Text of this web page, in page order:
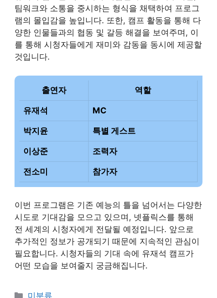
팀워크와 소통을 중시하는 형식을 채택하여 프로그
램의 몰입감을 높입니다. 또한, 캠프 활동을 통해 다
양한 인물들과의 협동 및 갈등 해결을 보여주며, 이
를 통해 시청자들에게 재미와 감동을 동시에 제공할
것입니다.
출연자 역할
유재석 MC
박지윤 특별 게스트
이상준 조력자
전소미 참가자
이번 프로그램은 기존 예능의 틀을 넘어서는 다양한
시도로 기대감을 모으고 있으며, 넷플릭스를 통해
전 세계의 시청자에게 전달될 예정입니다. 앞으로
추가적인 정보가 공개되기 때문에 지속적인 관심이
필요합니다. 시청자들의 기대 속에 유재석 캠프가
어떤 모습을 보여줄지 궁금해집니다.
Categories
미분류